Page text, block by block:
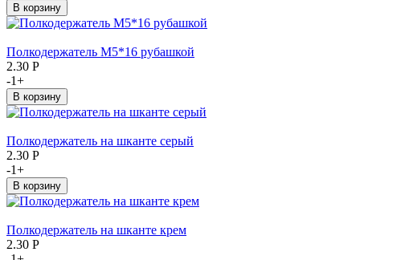
Полкодержатель М5*16 рубашкой
2.30 Р
-1+
Полкодержатель на шканте серый
2.30 Р
-1+
Полкодержатель на шканте крем
2.30 Р